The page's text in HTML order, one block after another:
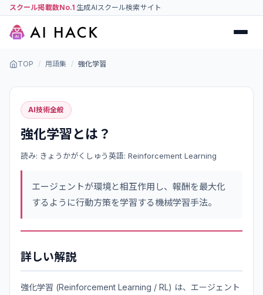
スクール掲載数No.1 生成AIスクール検索サイト
TOP / 用語集 / 強化学習
AI技術全般
強化学習とは？
読み: きょうかがくしゅう英語: Reinforcement Learning
エージェントが環境と相互作用し、報酬を最大化
するように行動方策を学習する機械学習手法。
詳しい解説
強化学習 (Reinforcement Learning / RL) は、エージェント